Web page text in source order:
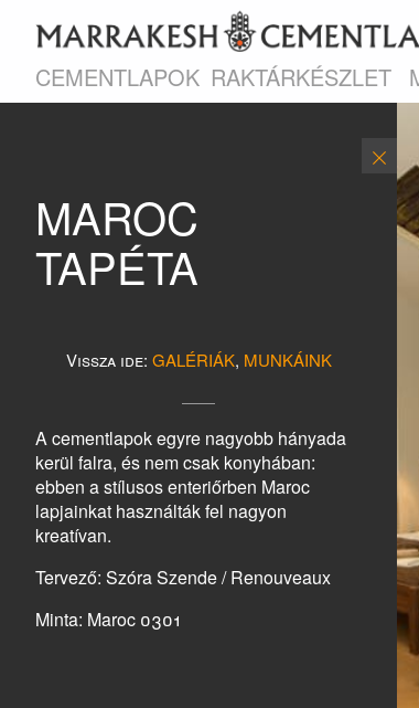
CEMENTLAPOK RAKTÁRKÉSZLET
MAROC
TAPÉTA
Vissza ide: GALÉRIÁK, MUNKÁINK
A cementlapok egyre nagyobb hányada
kerül falra, és nem csak konyhában:
ebben a stílusos enteriőrben Maroc
lapjainkat használták fel nagyon
kreatívan.
Tervező: Szóra Szende / Renouveaux
Minta: Maroc 0301